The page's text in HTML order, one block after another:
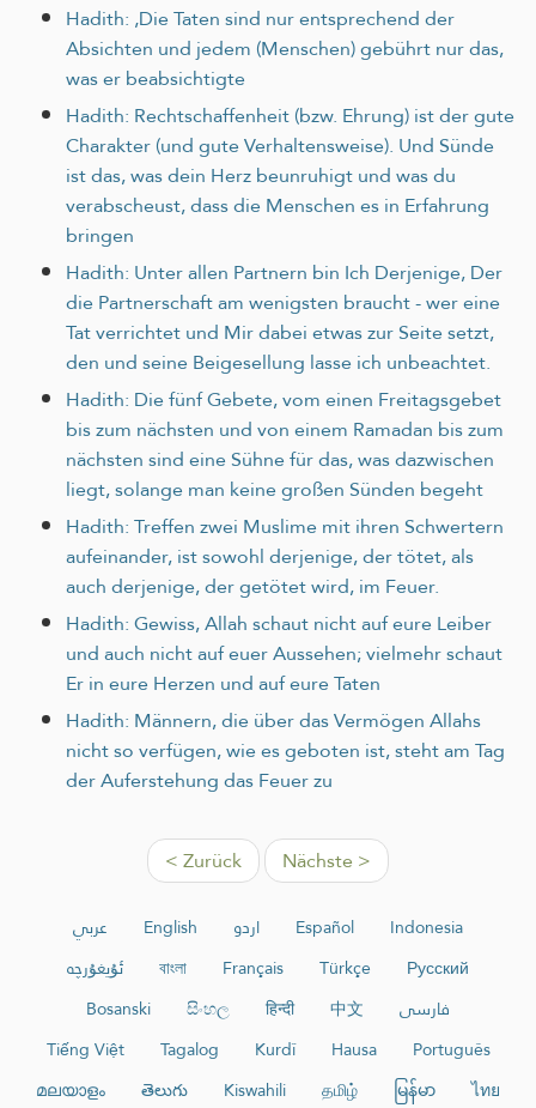
Hadith: ‚Die Taten sind nur entsprechend der
Absichten und jedem (Menschen) gebührt nur das,
was er beabsichtigte
Hadith: Rechtschaffenheit (bzw. Ehrung) ist der gute
Charakter (und gute Verhaltensweise). Und Sünde
ist das, was dein Herz beunruhigt und was du
verabscheust, dass die Menschen es in Erfahrung
bringen
Hadith: Unter allen Partnern bin Ich Derjenige, Der
die Partnerschaft am wenigsten braucht - wer eine
Tat verrichtet und Mir dabei etwas zur Seite setzt,
den und seine Beigesellung lasse ich unbeachtet.
Hadith: Die fünf Gebete, vom einen Freitagsgebet
bis zum nächsten und von einem Ramadan bis zum
nächsten sind eine Sühne für das, was dazwischen
liegt, solange man keine großen Sünden begeht
Hadith: Treffen zwei Muslime mit ihren Schwertern
aufeinander, ist sowohl derjenige, der tötet, als
auch derjenige, der getötet wird, im Feuer.
Hadith: Gewiss, Allah schaut nicht auf eure Leiber
und auch nicht auf euer Aussehen; vielmehr schaut
Er in eure Herzen und auf eure Taten
Hadith: Männern, die über das Vermögen Allahs
nicht so verfügen, wie es geboten ist, steht am Tag
der Auferstehung das Feuer zu
< Zurück Nächste >
عربي English اردو Español
Indonesia
ئۇيغۇرچە
বাংলা Français Türkçe
Русский
Bosanski
සිංහල हिन्दी 中文
فارسی
Tiếng Việt
Tagalog Kurdî Hausa
Português
മലയാളം
తెలుగు Kiswahili தமிழ் မြန်မာ
ไทย